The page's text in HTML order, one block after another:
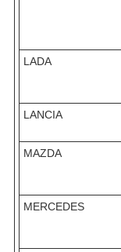
LADA
LANCIA
MAZDA
MERCEDES